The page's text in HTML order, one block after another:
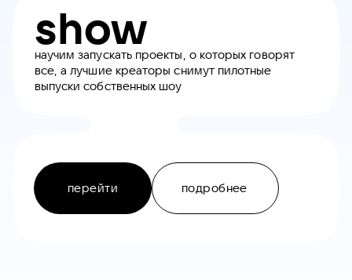
show
научим запускать проекты, о которых говорят
все, а лучшие креаторы снимут пилотные
выпуски собственных шоу
перейти подробнее